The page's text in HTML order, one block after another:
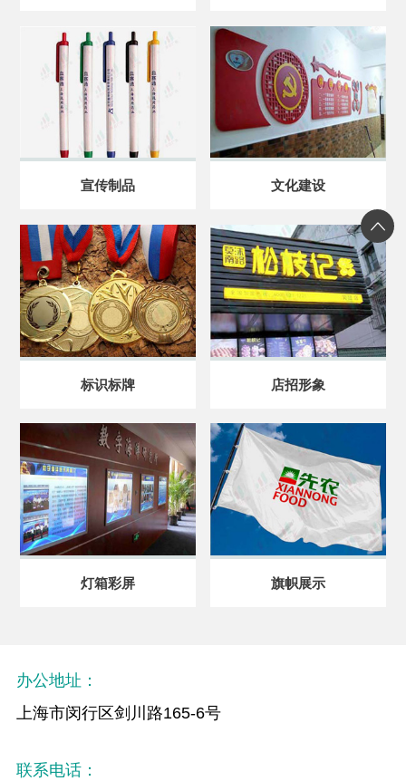
宣传制品 文化建设
标识标牌 店招形象
灯箱彩屏 旗帜展示
办公地址：
上海市闵行区剑川路165-6号
联系电话：